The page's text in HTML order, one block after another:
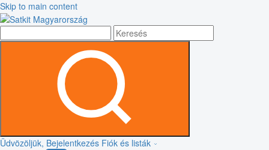
Skip to main content
Üdvözöljük, Bejelentkezés Fiók és listák